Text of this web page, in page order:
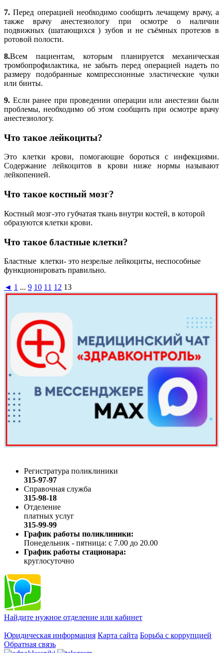
7.Перед операцией необходимо сообщить лечащему врачу, а
также врачу анестезиологу при осмотре о наличии
подвижных (шатающихся ) зубов и не съёмных протезов в
ротовой полости.
8.Всем пациентам, которым планируется механическая
тромбопрофилактика, не забыть перед операцией надеть по
размеру подобранные компрессионные эластические чулки
или бинты.
9. Если ранее при проведении операции или анестезии были
проблемы, необходимо об этом сообщить при осмотре врачу
анестезиологу.
Что такое лейкоциты?
Это клетки крови, помогающие бороться с инфекциями.
Содержание лейкоцитов в крови ниже нормы называют
лейкопенией.
Что такое костный мозг?
Костный мозг-это губчатая ткань внутри костей, в которой
образуются клетки крови.
Что такое бластные клетки?
Бластные клетки- это незрелые лейкоциты, неспособные
функционировать правильно.
◄ 1 ... 9 10 11 12 13
Регистратура поликлиники
315-97-97
Справочная служба
315-98-18
Отделение
платных услуг
315-99-99
График работы поликлиники:
Понедельник - пятница: с 7.00 до 20.00
График работы стационара:
круглосуточно
Найдите нужное отделение или кабинет
Юридическая информация Карта сайта Борьба с коррупцией
Обратная связь